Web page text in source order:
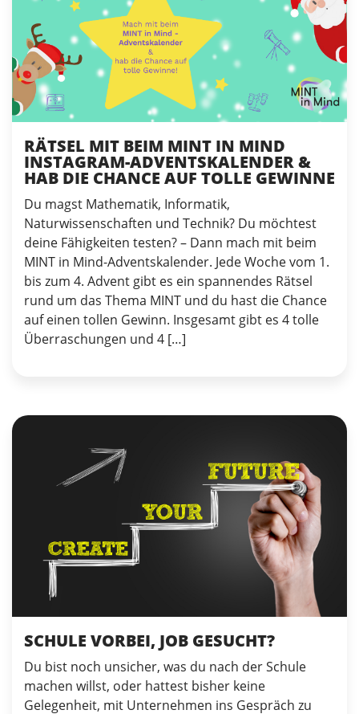
RÄTSEL MIT BEIM MINT IN MIND
INSTAGRAM-ADVENTSKALENDER &
HAB DIE CHANCE AUF TOLLE GEWINNE
Du magst Mathematik, Informatik,
Naturwissenschaften und Technik? Du möchtest
deine Fähigkeiten testen? – Dann mach mit beim
MINT in Mind-Adventskalender. Jede Woche vom 1.
bis zum 4. Advent gibt es ein spannendes Rätsel
rund um das Thema MINT und du hast die Chance
auf einen tollen Gewinn. Insgesamt gibt es 4 tolle
Überraschungen und 4 […]
SCHULE VORBEI, JOB GESUCHT?
Du bist noch unsicher, was du nach der Schule
machen willst, oder hattest bisher keine
Gelegenheit, mit Unternehmen ins Gespräch zu